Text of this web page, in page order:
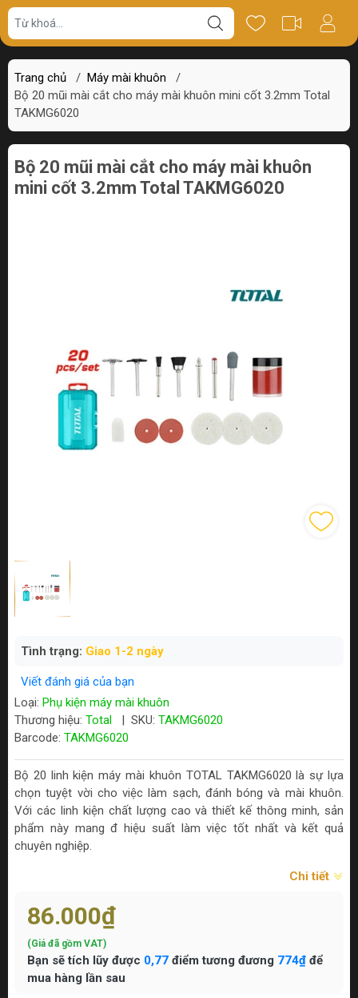
Trang chủ / Máy mài khuôn
/
Bộ 20 mũi mài cắt cho máy mài khuôn mini cốt 3.2mm Total
TAKMG6020
Giá bán Thông số Review
Bộ 20 mũi mài cắt cho máy mài khuôn
mini cốt 3.2mm Total TAKMG6020
Tình trạng: Giao 1-2 ngày
Viết đánh giá của bạn
Loại: Phụ kiện máy mài khuôn
Thương hiệu: Total SKU: TAKMG6020
Barcode: TAKMG6020
Bộ 20 linh kiện máy mài khuôn TOTAL TAKMG6020 là sự lựa
chọn tuyệt vời cho việc làm sạch, đánh bóng và mài khuôn.
Với các linh kiện chất lượng cao và thiết kế thông minh, sản
phẩm này mang đ hiệu suất làm việc tốt nhất và kết quả
chuyên nghiệp.
Chi tiết
86.000₫
(Giá đã gồm VAT)
Bạn sẽ tích lũy được 0,77 điểm tương đương 774₫ để
mua hàng lần sau